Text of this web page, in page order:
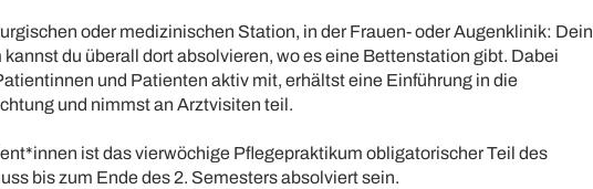
oder medizinischen Station, in der Frauen- oder Augenklinik: Dein
du überall dort absolvieren, wo es eine Bettenstation gibt. Dabei
und Patienten aktiv mit, erhältst eine Einführung in die
und nimmst an Arztvisiten teil.
ist das vierwöchige Pflegepraktikum obligatorischer Teil des
bis zum Ende des 2. Semesters absolviert sein.